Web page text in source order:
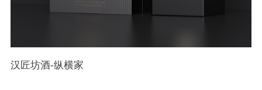
汉匠坊酒-纵横家